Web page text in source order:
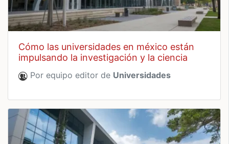
cómo las universidades en méxico están
impulsando la investigación y la ciencia
Por equipo editor de Universidades